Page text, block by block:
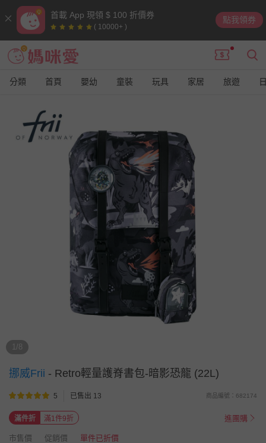
首載 App 現領 $ 100 折價券
( 10000+ )
點我領券
分類 首頁 嬰幼 童裝 玩具 家居 旅遊
1/8
挪威Frii - Retro輕量護脊書包-暗影恐龍 (22L)
5 已售出 13 商品編號：682174
滿件折 滿1件9折 進團購
市售價 促銷價 單件已折價